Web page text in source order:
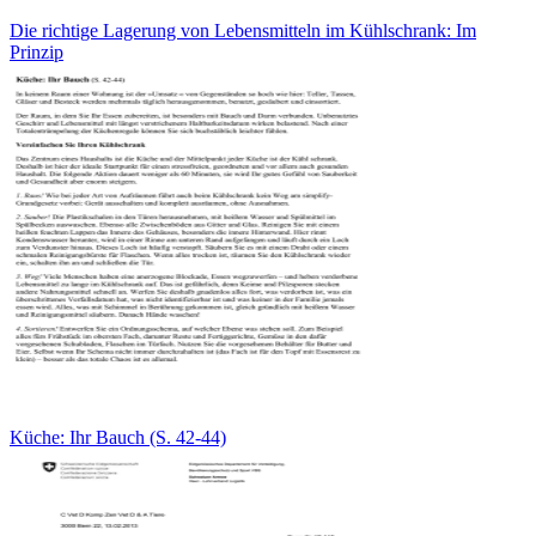
Die richtige Lagerung von Lebensmitteln im Kühlschrank: Im
Prinzip
Küche: Ihr Bauch (S. 42-44)